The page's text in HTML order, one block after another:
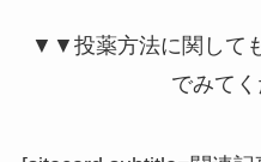
▼▼投薬方法に関して
でみて